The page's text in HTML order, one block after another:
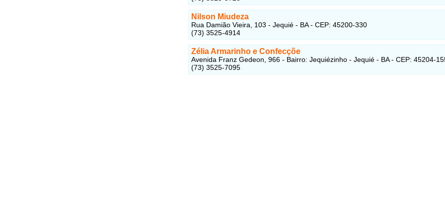
Nilson Miudeza
Rua Damião Vieira, 103 - Jequié - BA - CEP: 45200-330
(73) 3525-4914
Zélia Armarinho e Confecçõe
Avenida Franz Gedeon, 966 - Bairro: Jequiézinho - Jequié - BA - CEP: 45204-
(73) 3525-7095